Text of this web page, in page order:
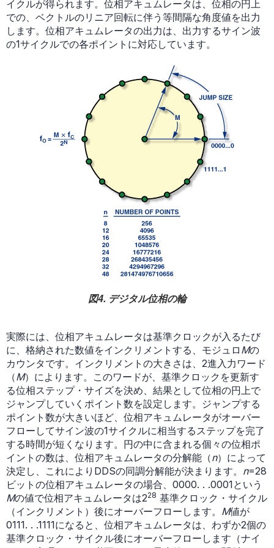
イクルが得られます。位相アキュムレータは、位相の円上
での、ベクトルのリニア回転に伴う等間隔な角度値を出力
します。位相アキュムレータの出力は、出力するサイン波
の1サイクルでの各ポイントに対応しています。
図4. デジタル位相の輪
実際には、位相アキュムレータは基準クロックが入るたび
に、格納された数値をインクリメントする、モジュロ Mの
カウンタです。インクリメントの大きさは、2進入力ワード
（M）によります。このワードが、基準クロックを更新す
る位相ステップ・サイズを決め、結果として位相の円上で
ジャンプしていくポイント数を設定します。ジャンプする
ポイント数が大きいほど、位相アキュムレータがオーバー
フローしてサイン波の1サイクルに相当するステップを完了
する時間が短くなります。円の中に含まれる個々の位相ポ
イントの数は、位相アキュムレータの分解能（n）によって
決定し、これによりDDSの同調分解能が決まります。 n=28
ビットの位相アキュムレータの場合、0000. . .0001という
Mの値で位相アキュムレータは228 基準クロック・サイクル
（インクリメント）後にオーバーフローします。 M値が
0111. . .1111になると、位相アキュムレータは、わずか2個の
基準クロック・サイクル後にオーバーフローします（ナイ